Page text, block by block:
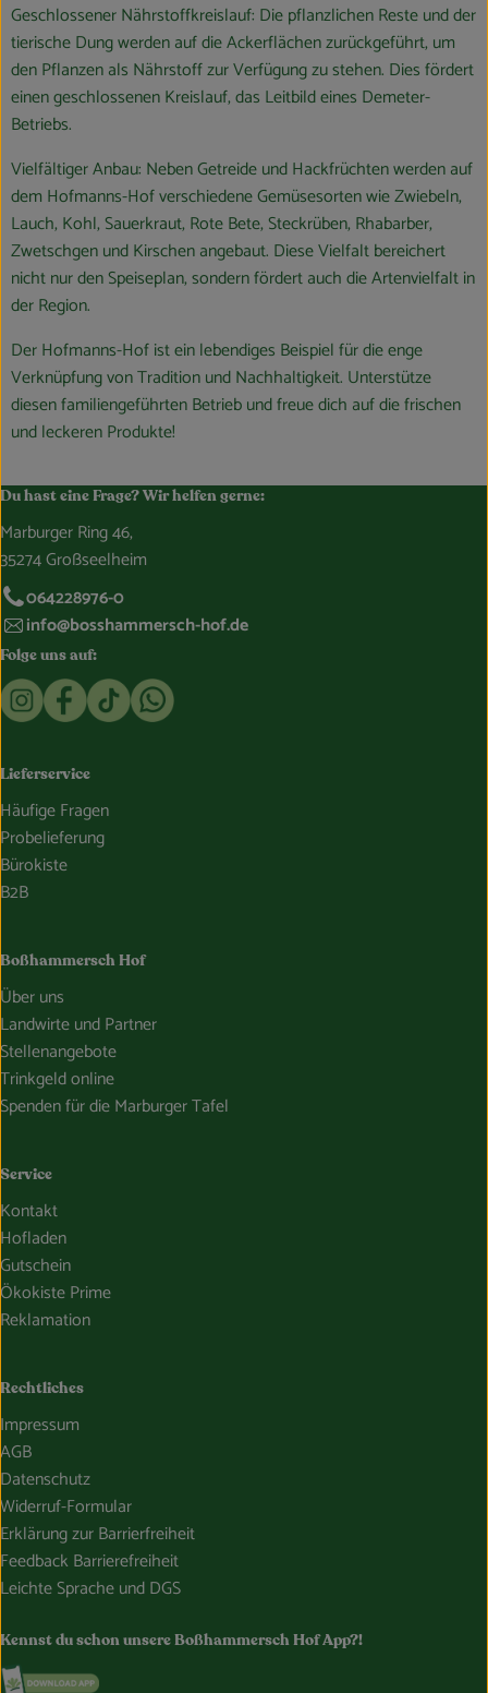
Geschlossener Nährstoffkreislauf: Die pflanzlichen Reste und der
tierische Dung werden auf die Ackerflächen zurückgeführt, um
den Pflanzen als Nährstoff zur Verfügung zu stehen. Dies fördert
einen geschlossenen Kreislauf, das Leitbild eines Demeter-
Betriebs.
Vielfältiger Anbau: Neben Getreide und Hackfrüchten werden auf
dem Hofmanns-Hof verschiedene Gemüsesorten wie Zwiebeln,
Lauch, Kohl, Sauerkraut, Rote Bete, Steckrüben, Rhabarber,
Zwetschgen und Kirschen angebaut. Diese Vielfalt bereichert
nicht nur den Speiseplan, sondern fördert auch die Artenvielfalt in
der Region.
Der Hofmanns-Hof ist ein lebendiges Beispiel für die enge
Verknüpfung von Tradition und Nachhaltigkeit. Unterstütze
diesen familiengeführten Betrieb und freue dich auf die frischen
und leckeren Produkte!
Du hast eine Frage? Wir helfen gerne:
Marburger Ring 46,
35274 Großseelheim
064228976-0
info@bosshammersch-hof.de
Folge uns auf:
Externer Link zu https://www.instagram.com/
Externer Link zu https://www.facebook.com/
Externer Link zu https://www.tiktok.com/
Externer Link zu https://whatsapp.com/
Lieferservice
Häufige Fragen
Probelieferung
Bürokiste
B2B
Boßhammersch Hof
Über uns
Landwirte und Partner
Stellenangebote
Trinkgeld online
Spenden für die Marburger Tafel
Service
Kontakt
Hofladen
Gutschein
Ökokiste Prime
Reklamation
Rechtliches
Impressum
AGB
Datenschutz
Widerruf-Formular
Erklärung zur Barrierfreiheit
Feedback Barrierefreiheit
Leichte Sprache und DGS
Kennst du schon unsere Boßhammersch Hof App?!
Externer Link zu https://www.bosshammersch-